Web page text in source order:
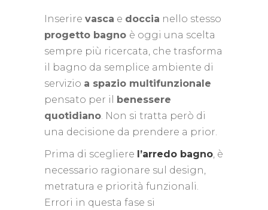
Inserire vasca e doccia nello stesso
progetto bagno è oggi una scelta
sempre più ricercata, che trasforma
il bagno da semplice ambiente di
servizio a spazio multifunzionale
pensato per il benessere
quotidiano. Non si tratta però di
una decisione da prendere a prior.
Prima di scegliere l’arredo bagno, è
necessario ragionare sul design,
metratura e priorità funzionali.
Errori in questa fase si